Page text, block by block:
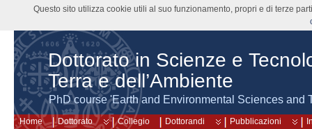
Dottorato in Scienze e
Terra e dell’Ambiente
PhD course 'Earth and Environmental Sciences and
Home Dottorato Collegio Dottorandi Pubblicazioni
Questo sito utilizza cookie utili al suo funzionamento, propri e di terze